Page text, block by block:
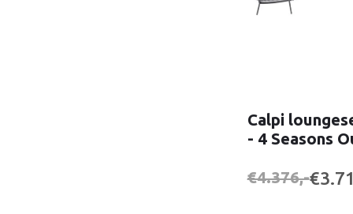
Calpi
- 4 Seasons
€4.376,-